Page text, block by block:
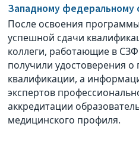
Западному федеральному
После освоения
успешной сдачи
коллеги, работающие в
получили удостоверения
квалификации, а
экспертов
аккредитации
медицинского профиля.